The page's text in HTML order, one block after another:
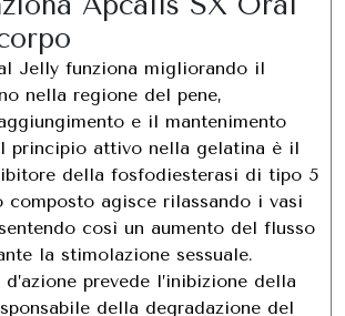
Jelly funziona migliorando il
nella regione del pene,
e il mantenimento
principio attivo nella gelatina è il
della fosfodiesterasi di tipo 5
composto agisce rilassando i vasi
così un aumento del flusso
la stimolazione sessuale.
prevede l’inibizione della
della degradazione del